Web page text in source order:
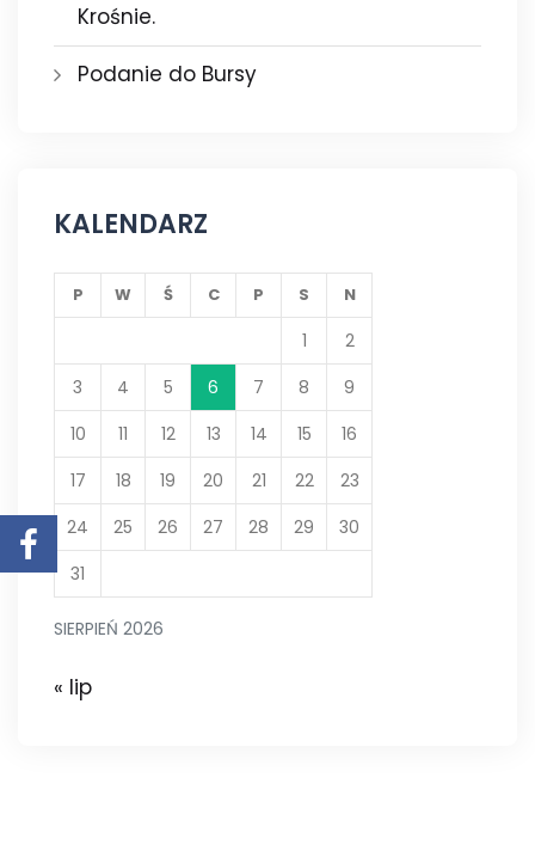
Krośnie.
Podanie do Bursy
KALENDARZ
SIERPIEŃ 2026
P W Ś C P S N
1
2
3
4 5 6 7 8
9
10
11 12 13 14 15
16
17
18 19 20 21 22
23
24
25 26 27 28 29
30
31
« lip